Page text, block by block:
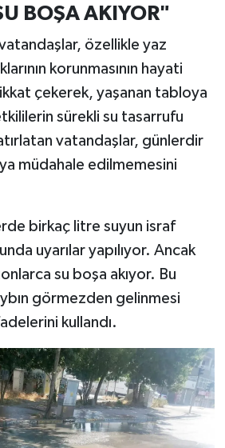
BOŞA AKIYOR"
özellikle yaz
korunmasının hayati
çekerek, yaşanan tabloya
sürekli su tasarrufu
vatandaşlar, günlerdir
müdahale edilmemesini
birkaç litre suyun israf
uyarılar yapılıyor. Ancak
su boşa akıyor. Bu
görmezden gelinmesi
kullandı.